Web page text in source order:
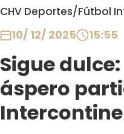
CHV Deportes/Fútbol
10/ 12/ 2025 15:55
Sigue
áspero